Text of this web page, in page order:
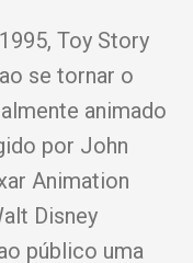
Toy Story
se tornar o
animado
por John
Animation
Disney
público uma